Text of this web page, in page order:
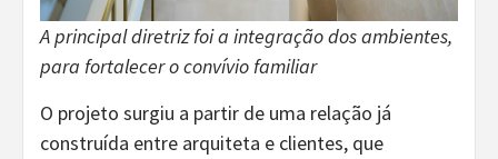
A principal diretriz foi a integração dos ambientes,
para fortalecer o convívio familiar
O projeto surgiu a partir de uma relação já
construída entre arquiteta e clientes, que